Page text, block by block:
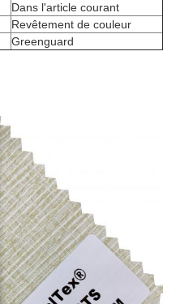
Dans l'article courant
Revêtement de couleur
Greenguard